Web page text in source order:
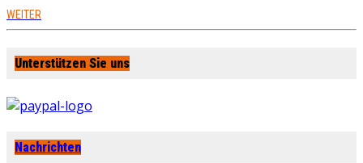
WEITER
Unterstützen Sie uns
Nachrichten